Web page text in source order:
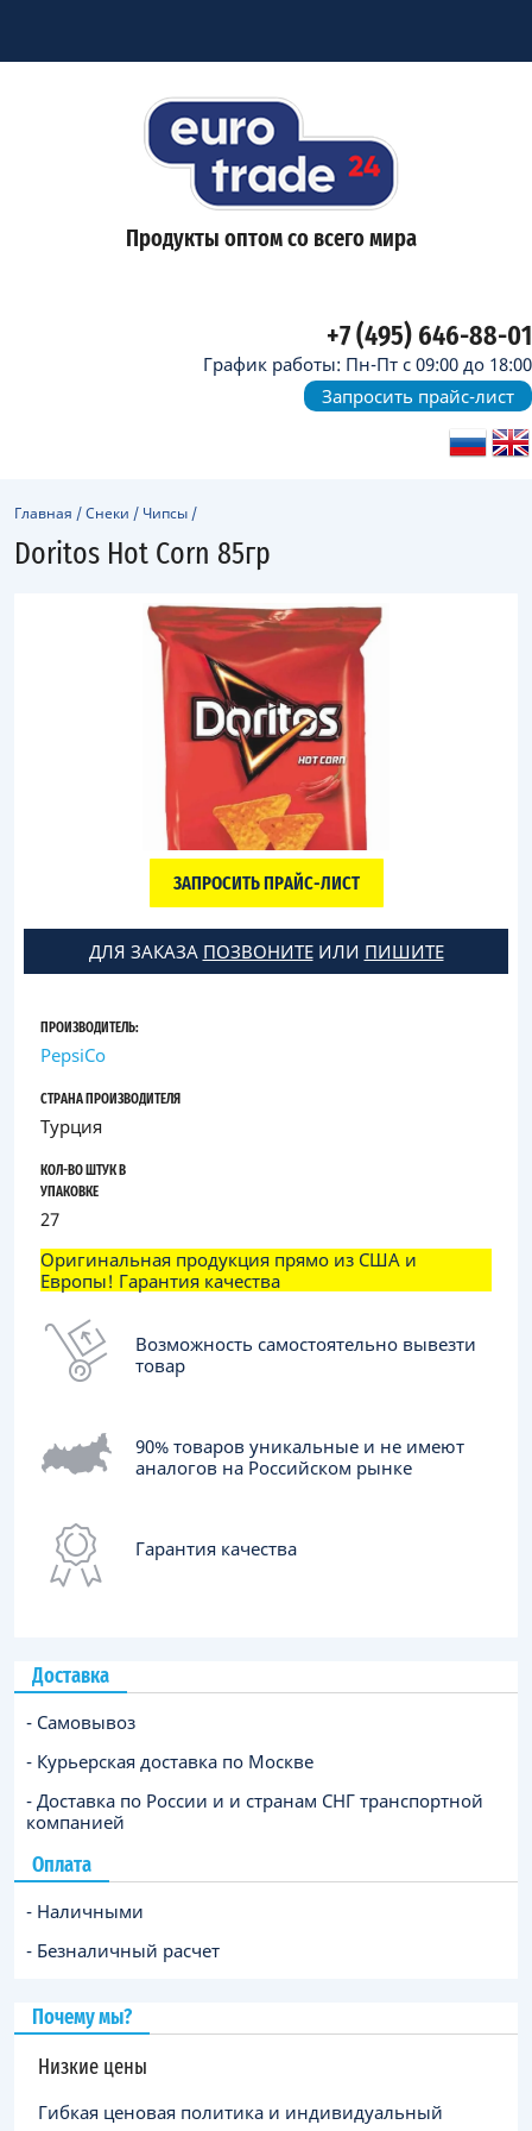
Продукты оптом со всего мира
+7 (495) 646-88-01
График работы: Пн-Пт с 09:00 до 18:00
Запросить прайс-лист
Главная /Снеки / Чипсы /
Doritos Hot Corn 85гр
ЗАПРОСИТЬ ПРАЙС-ЛИСТ
ДЛЯ ЗАКАЗА ПОЗВОНИТЕИЛИ ПИШИТЕ
ПРОИЗВОДИТЕЛЬ:
PepsiCo
СТРАНА ПРОИЗВОДИТЕЛЯ
Турция
КОЛ-ВО ШТУК В
УПАКОВКЕ
27
Оригинальная продукция прямо из США и
Европы! Гарантия качества
Возможность самостоятельно вывезти
товар
90% товаров уникальные и не имеют
аналогов на Российском рынке
Гарантия качества
Доставка
- Самовывоз
- Курьерская доставка по Москве
- Доставка по России и и странам СНГ транспортной
компанией
Оплата
- Наличными
- Безналичный расчет
Почему мы?
Низкие цены
Гибкая ценовая политика и индивидуальный